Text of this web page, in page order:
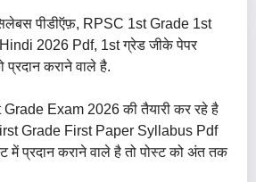
पीडीऍफ़, RPSC 1st Grade 1st
2026 Pdf, 1st ग्रेड जीके पेपर
कराने वाले है.
Exam 2026 की तैयारी कर रहे है
Grade First Paper Syllabus Pdf
में प्रदान कराने वाले है तो पोस्ट को अंत तक